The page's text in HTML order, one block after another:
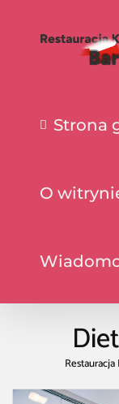
Strona
O